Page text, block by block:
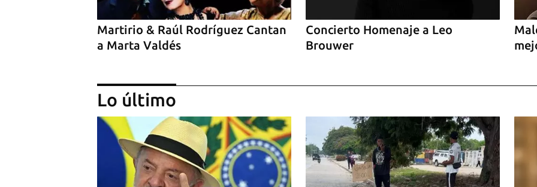
Martirio & Raúl Rodríguez Cantan
a Marta Valdés
Concierto Homenaje a Leo
Brouwer
Lo último